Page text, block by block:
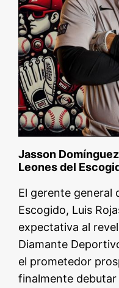
Jasson
Leones del
El gerente general
Escogido, Luis
expectativa al
Diamante
el prometedor
finalmente debutar